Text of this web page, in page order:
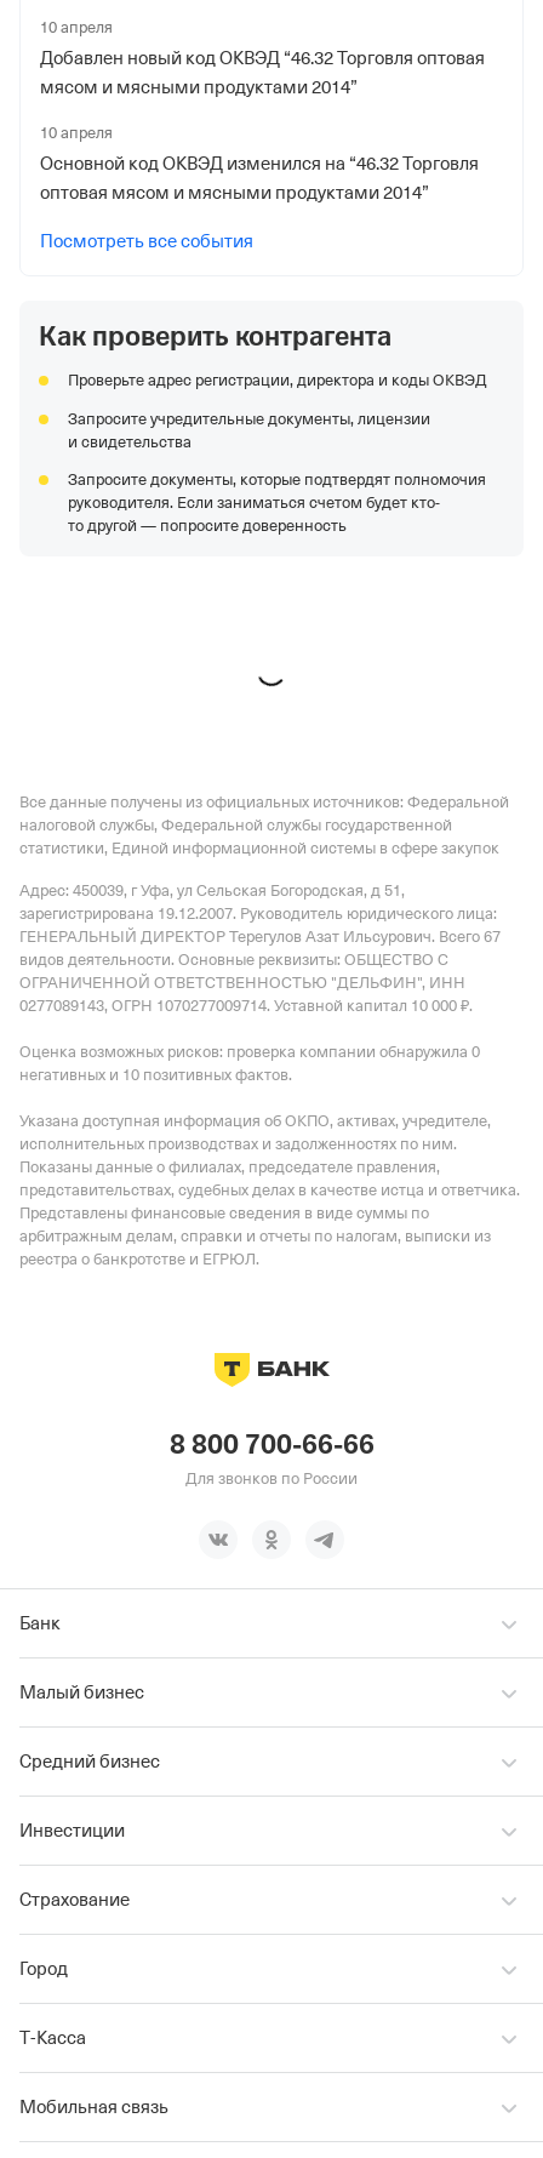
10 апреля
Добавлен новый код ОКВЭД “46.32 Торговля оптовая
мясом и мясными продуктами 2014”
10 апреля
Основной код ОКВЭД изменился на “46.32 Торговля
оптовая мясом и мясными продуктами 2014”
Посмотреть все события
Как проверить контрагента
Проверьте адрес регистрации, директора и коды ОКВЭД
Запросите учредительные документы, лицензии
и свидетельства
Запросите документы, которые подтвердят полномочия
руководителя. Если заниматься счетом будет кто-
то другой — попросите доверенность
Все данные получены из официальных источников: Федеральной
налоговой службы, Федеральной службы государственной
статистики, Единой информационной системы в сфере закупок
Адрес: 450039, г Уфа, ул Сельская Богородская, д 51,
зарегистрирована 19.12.2007. Руководитель юридического лица:
ГЕНЕРАЛЬНЫЙ ДИРЕКТОР Терегулов Азат Ильсурович. Всего 67
видов деятельности. Основные реквизиты: ОБЩЕСТВО С
ОГРАНИЧЕННОЙ ОТВЕТСТВЕННОСТЬЮ "ДЕЛЬФИН", ИНН
0277089143, ОГРН 1070277009714. Уставной капитал 10 000 ₽.
Оценка возможных рисков: проверка компании обнаружила 0
негативных и 10 позитивных фактов.
Указана доступная информация об ОКПО, активах, учредителе,
исполнительных производствах и задолженностях по ним.
Показаны данные о филиалах, председателе правления,
представительствах, судебных делах в качестве истца и ответчика.
Представлены финансовые сведения в виде суммы по
арбитражным делам, справки и отчеты по налогам, выписки из
реестра о банкротстве и ЕГРЮЛ.
8 800 700-66-66
Для звонков по России
Банк
Малый бизнес
Средний бизнес
Инвестиции
Страхование
Город
Т‑Касса
Мобильная связь